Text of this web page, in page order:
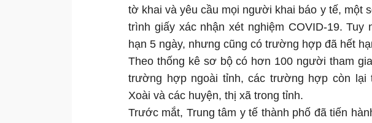
tờ khai và yêu cầu mọi người khai báo y tế, một
trình giấy xác nhận xét nghiệm COVID-19.
hạn 5 ngày, nhưng cũng có trường hợp đã hết
Theo thống kê sơ bộ có hơn 100 người tham
trường hợp ngoài tỉnh, các trường hợp còn lại
Xoài và các huyện, thị xã trong tỉnh.
Trước mắt, Trung tâm y tế thành phố đã tiến